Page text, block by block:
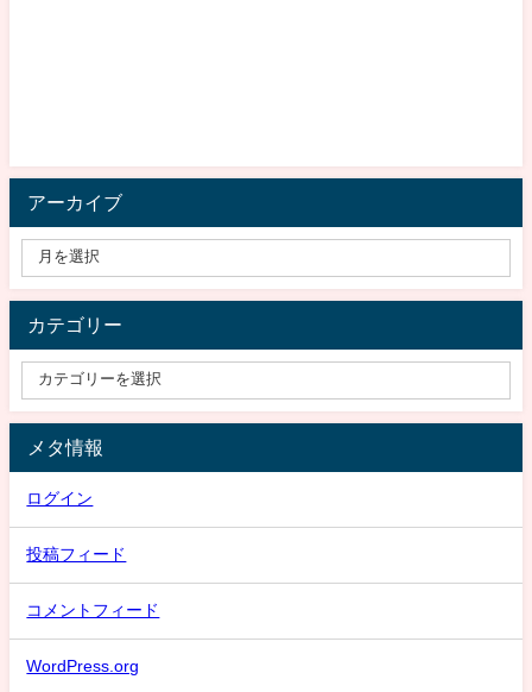
アーカイブ
カテゴリー
メタ情報
ログイン
投稿フィード
コメントフィード
WordPress.org